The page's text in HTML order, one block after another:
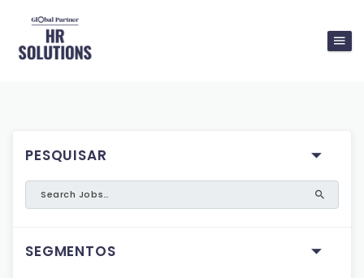
PESQUISAR
SEGMENTOS